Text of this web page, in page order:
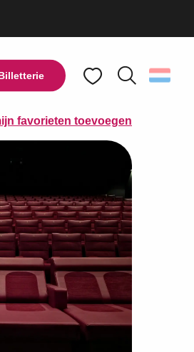
favoris
favorieten toevoegen